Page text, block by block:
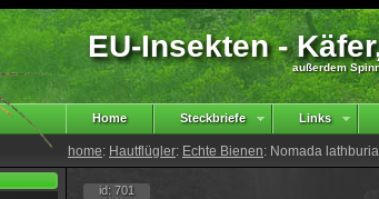
EU-Insekten -
außerdem
Home Steckbriefe Links
home: Hautflügler: Echte Bienen: Nomada
id: 701